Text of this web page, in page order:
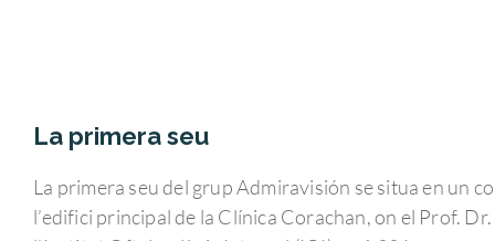
La primera seu
La primera seu del grup Admiravisión se situa en un
l’edifici principal de la Clínica Corachan, on el Prof.